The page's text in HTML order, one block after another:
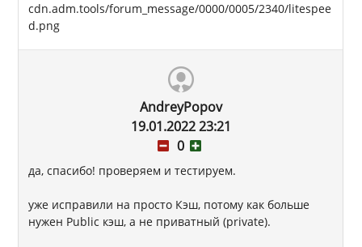
cdn.adm.tools/forum_message/0000/0005/2340/litespee
d.png
AndreyPopov
19.01.2022 23:21
0
да, спасибо! проверяем и тестируем.
уже исправили на просто Кэш, потому как больше
нужен Public кэш, а не приватный (private).